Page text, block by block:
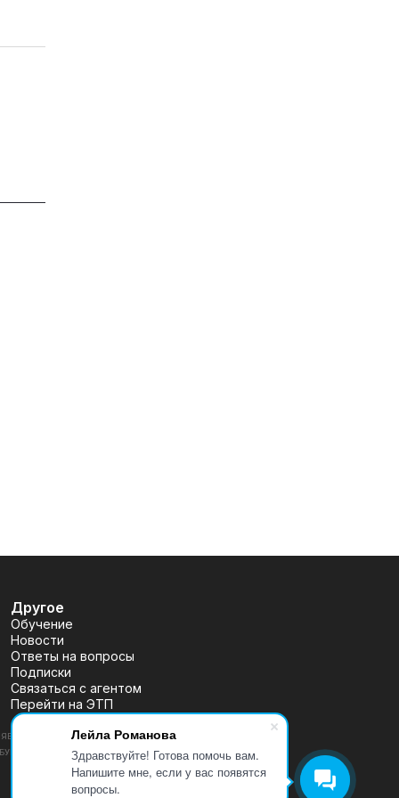
Лейла Романова
Здравствуйте! Готова помочь вам.
Напишите мне, если у вас появятся
вопросы.
Другое
Обучение
Новости
Ответы на вопросы
Подписки
Связаться с агентом
Перейти на ЭТП
ПУБЛИЧНОЙ ОФЕРТОЙ, ОПРЕДЕЛЯЕМОЙ ПОЛОЖЕНИЯМИ
(УТВ. БАНКОМ РОССИИ 30.12.2014 N 454-П), РАЗМЕЩЕНА